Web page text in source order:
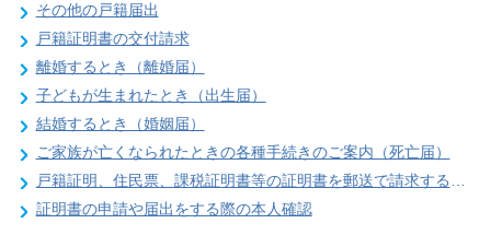
その他の戸籍届出
戸籍証明書の交付請求
離婚するとき（離婚届）
子どもが生まれたとき（出生届）
結婚するとき（婚姻届）
ご家族が亡くなられたときの各種手続きのご案内（死亡届）
戸籍証明、住民票、課税証明書等の証明書を郵送で請求する際の本人確認
証明書の申請や届出をする際の本人確認